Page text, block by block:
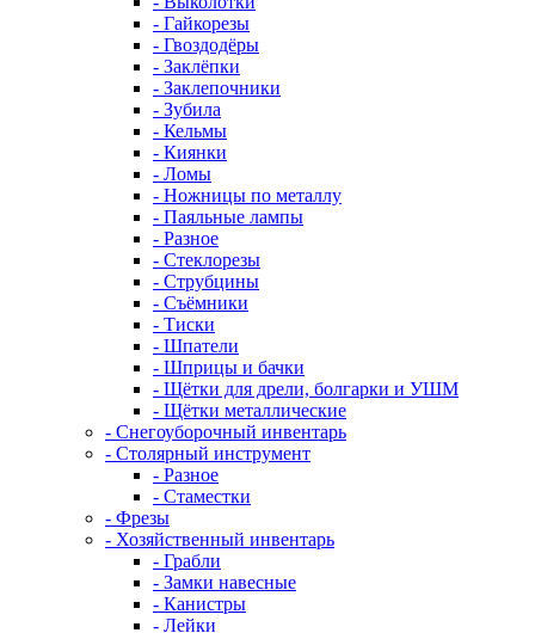
- Гайкорезы
- Гвоздодёры
- Заклёпки
- Заклепочники
- Зубила
- Кельмы
- Киянки
- Ломы
- Ножницы по металлу
- Паяльные лампы
- Разное
- Стеклорезы
- Струбцины
- Съёмники
- Тиски
- Шпатели
- Шприцы и бачки
- Щётки для дрели, болгарки и УШМ
- Щётки металлические
- Снегоуборочный инвентарь
- Столярный инструмент
- Разное
- Стаместки
- Фрезы
- Хозяйственный инвентарь
- Грабли
- Замки навесные
- Канистры
- Лейки